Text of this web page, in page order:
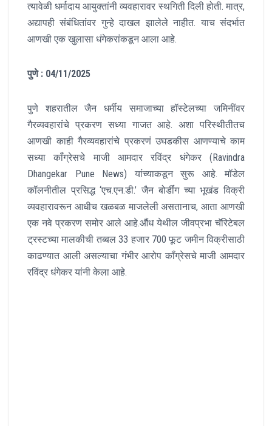
त्यावेळी धर्मादाय आयुक्तांनी व्यवहारावर स्थगिती दिली होती. मात्र,
अद्यापही संबंधितांवर गुन्हे दाखल झालेले नाहीत. याच संदर्भात
आणखी एक खुलासा धंगेकरांकडून आला आहे.
पुणे : 04/11/2025
पुणे शहरातील जैन धर्मीय समाजाच्या हॉस्टेलच्या जमिनींवर
गैरव्यवहारांचे प्रकरण सध्या गाजत आहे. अशा परिस्थीतीतच
आणखी काही गैरव्यवहारांचे प्रकरणं उघडकीस आणण्याचे काम
सध्या कॉंग्रेसचे माजी आमदार रविंद्र धंगेकर (Ravindra
Dhangekar Pune News) यांच्याकडून सुरू आहे. मॉडेल
कॉलनीतील प्रसिद्ध ‘एच.एन.डी.’ जैन बोर्डींग च्या भूखंड विक्री
व्यवहारावरून आधीच खळबळ माजलेली असतानाच, आता आणखी
एक नवे प्रकरण समोर आले आहे.औंध येथील जीवप्रभा चॅरिटेबल
ट्रस्टच्या मालकीची तब्बल 33 हजार 700 फूट जमीन विक्रीसाठी
काढण्यात आली असल्याचा गंभीर आरोप कॉंग्रेसचे माजी आमदार
रविंद्र धंगेकर यांनी केला आहे.